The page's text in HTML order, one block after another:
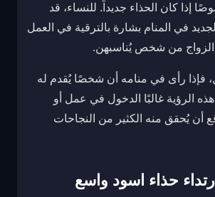
إذا كان الحذاء جديداً. للنساء، قد
في المنام بشارة بالترقية في العمل
الزواج من شخص يُناسبهن.
فإذا رأى في منامه أن شخصًا يُقدم له
الرؤية غالبًا الدخول في عمل أو
أن يُحقق منه الكثير من النجاحات
حذاء اسود واسع